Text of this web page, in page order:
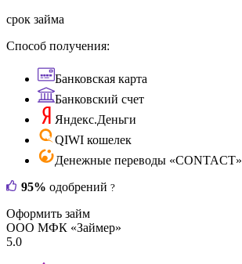
срок займа
Способ получения:
Банковская карта
Банковский счет
Яндекс.Деньги
QIWI кошелек
Денежные переводы «CONTACT»
95% одобрений ?
Оформить займ
ООО МФК «Займер»
5.0